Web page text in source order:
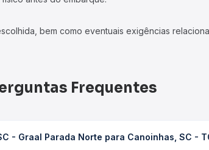
bem como eventuais exigências
Frequentes
- Graal Parada Norte para Canoinhas, SC -